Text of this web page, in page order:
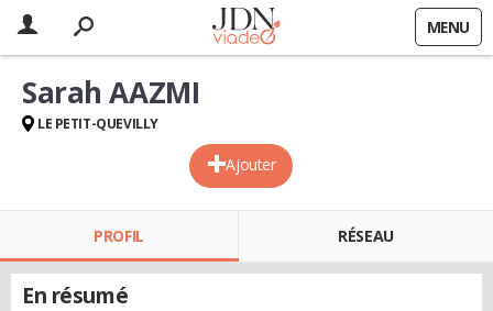
MENU
Ajouter
Sarah AAZMI
LE PETIT-QUEVILLY
PROFIL RÉSEAU
En résumé